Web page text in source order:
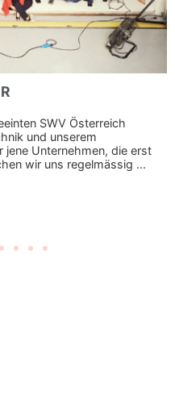
SWV Österreich
und unserem
Unternehmen, die erst
wir uns regelmässig ...